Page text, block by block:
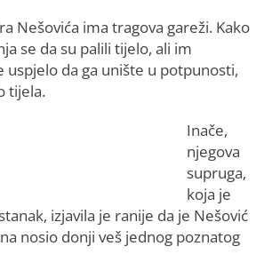
Nešovića ima tragova gareži. Kako
se da su palili tijelo, ali im
uspjelo da ga unište u potpunosti,
tijela.
Inače,
njegova
supruga,
koja je
izjavila je ranije da je Nešović
nosio donji veš jednog poznatog